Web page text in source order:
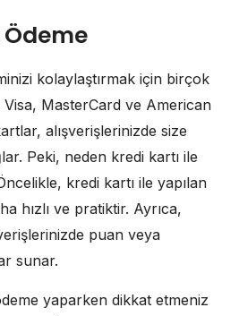
Ödeme
kolaylaştırmak için birçok
Visa, MasterCard ve American
alışverişlerinizde size
Peki, neden kredi kartı ile
kredi kartı ile yapılan
hızlı ve pratiktir. Ayrıca,
puan veya
sunar.
yaparken dikkat etmeniz